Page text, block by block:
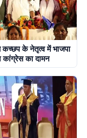
कच्छप के नेतृत्व में भाजपा
का दामन